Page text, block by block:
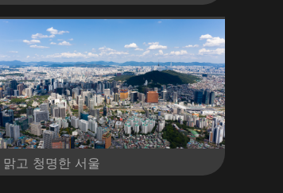
맑고 청명한 서울